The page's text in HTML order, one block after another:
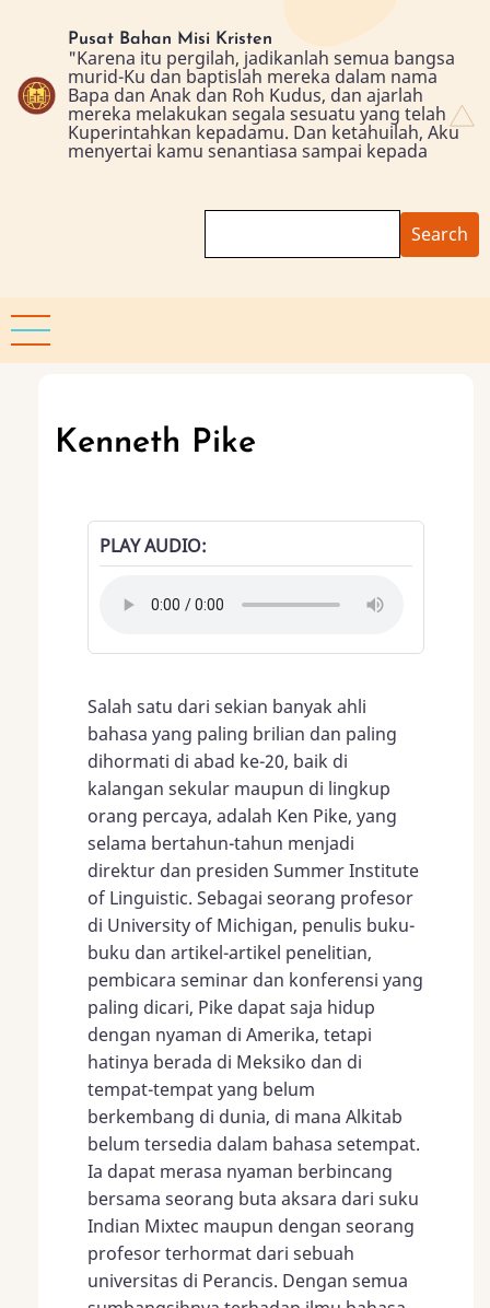
content
Pusat Bahan Misi Kristen
"Karena itu pergilah, jadikanlah semua bangsa
murid-Ku dan baptislah mereka dalam nama
Bapa dan Anak dan Roh Kudus, dan ajarlah
mereka melakukan segala sesuatu yang telah
Kuperintahkan kepadamu. Dan ketahuilah, Aku
menyertai kamu senantiasa sampai kepada
Kenneth Pike
PLAY AUDIO
Salah satu dari sekian banyak ahli
bahasa yang paling brilian dan paling
dihormati di abad ke-20, baik di
kalangan sekular maupun di lingkup
orang percaya, adalah Ken Pike, yang
selama bertahun-tahun menjadi
direktur dan presiden Summer Institute
of Linguistic. Sebagai seorang profesor
di University of Michigan, penulis buku-
buku dan artikel-artikel penelitian,
pembicara seminar dan konferensi yang
paling dicari, Pike dapat saja hidup
dengan nyaman di Amerika, tetapi
hatinya berada di Meksiko dan di
tempat-tempat yang belum
berkembang di dunia, di mana Alkitab
belum tersedia dalam bahasa setempat.
Ia dapat merasa nyaman berbincang
bersama seorang buta aksara dari suku
Indian Mixtec maupun dengan seorang
profesor terhormat dari sebuah
universitas di Perancis. Dengan semua